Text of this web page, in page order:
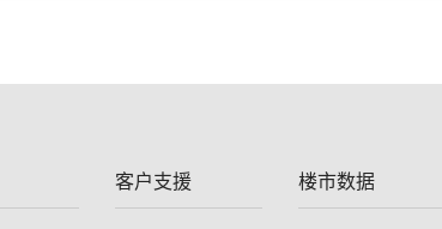
客户支援 楼市数据